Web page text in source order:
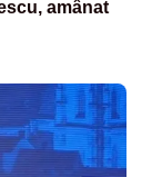
amânat